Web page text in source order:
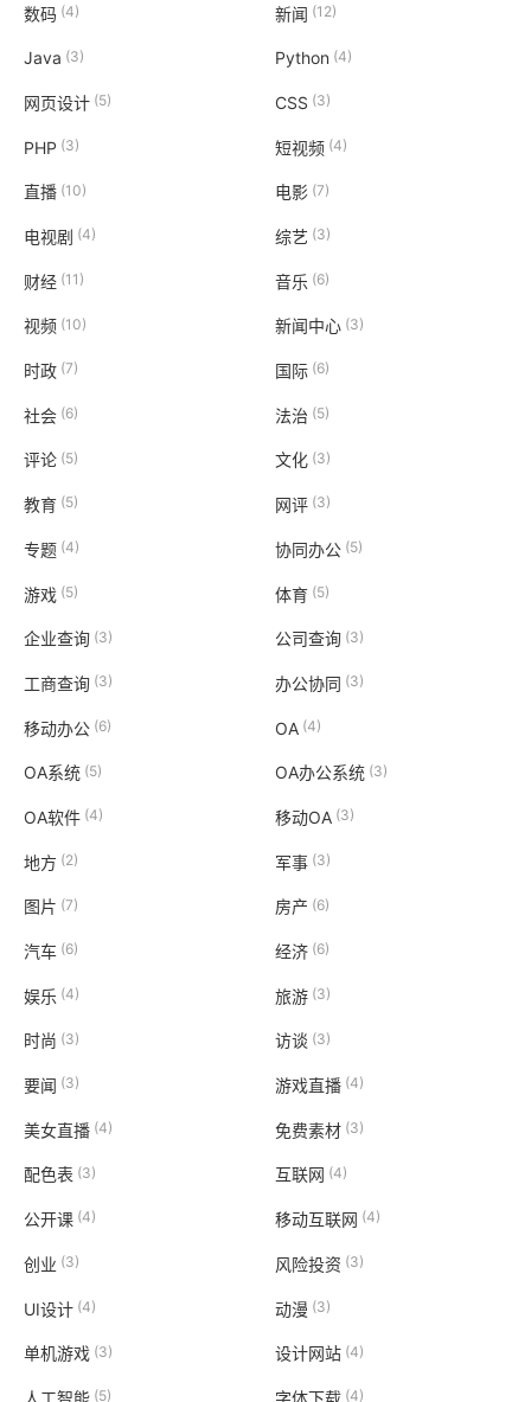
数码 (4) 新闻 (12)
Java (3) Python (4)
网页设计 (5) CSS (3)
PHP (3) 短视频(4)
直播 (10) 电影 (7)
电视剧 (4) 综艺 (3)
财经 (11) 音乐 (6)
视频 (10) 新闻中心 (3)
时政 (7) 国际(6)
社会 (6) 法治 (5)
评论 (5) 文化 (3)
教育 (5) 网评(3)
专题 (4) 协同办公(5)
游戏 (5) 体育(5)
企业查询 (3) 公司查询(3)
工商查询 (3) 办公协同 (3)
移动办公 (6) OA (4)
OA系统 (5) OA办公系统(3)
OA软件 (4) 移动OA (3)
地方 (2) 军事 (3)
图片 (7) 房产 (6)
汽车 (6) 经济(6)
娱乐 (4) 旅游(3)
时尚 (3) 访谈 (3)
要闻 (3) 游戏直播(4)
美女直播 (4) 免费素材(3)
配色表 (3) 互联网 (4)
公开课 (4) 移动互联网 (4)
创业 (3) 风险投资 (3)
UI设计 (4) 动漫 (3)
单机游戏 (3) 设计网站(4)
人工智能 (5) 字体下载(4)